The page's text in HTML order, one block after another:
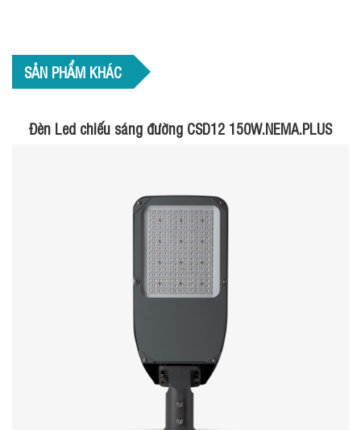
SẢN PHẨM KHÁC
Đèn Led chiếu sáng đường CSD12 150W.NEMA.PLUS